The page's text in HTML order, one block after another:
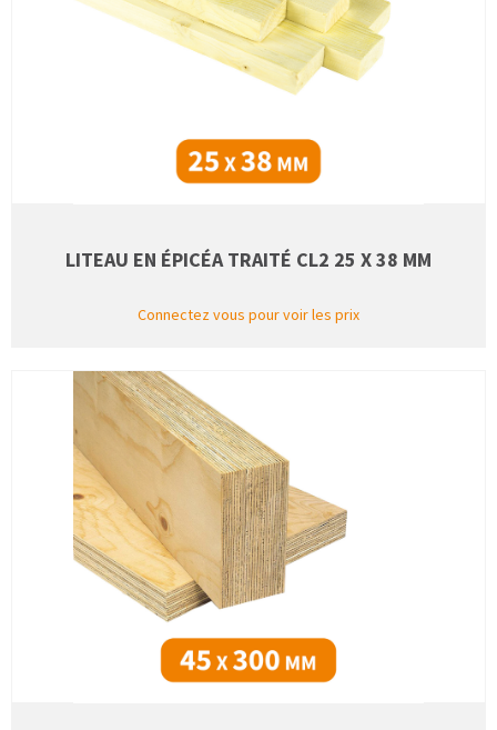
LITEAU EN ÉPICÉA TRAITÉ CL2 25 X 38 MM
Connectez vous pour voir les prix